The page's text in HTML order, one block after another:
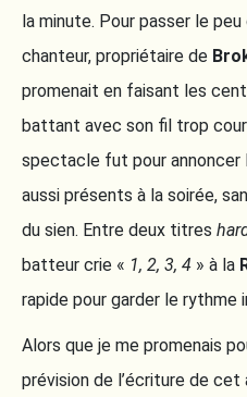
la minute. Pour passer le peu
chanteur, propriétaire de
promenait en faisant les
battant avec son fil trop
spectacle fut pour annoncer
aussi présents à la soirée,
du sien. Entre deux titres
batteur crie « 1, 2, 3, 4 » à la
rapide pour garder le rythme
Alors que je me promenais
prévision de l’écriture de cet